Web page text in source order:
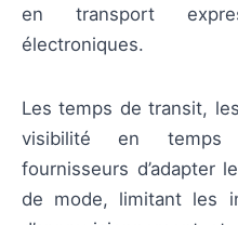
en transport
électroniques.
Les temps de transit,
visibilité en temps
fournisseurs d’adapter
de mode, limitant les